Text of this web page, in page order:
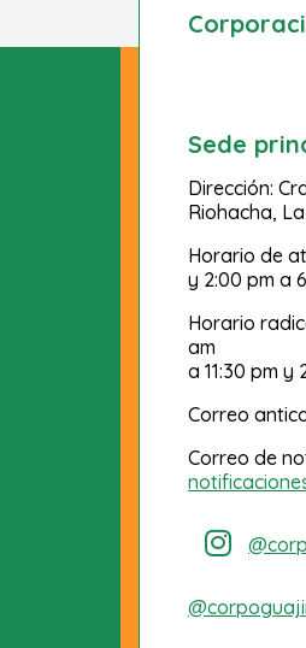
Sede
Dirección:
Riohacha,
Horario de
y 2:00 pm a
Horario
am
a 11:30 pm y
Correo
Correo de